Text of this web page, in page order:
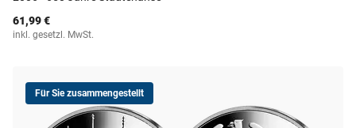
61,99 €
inkl. gesetzl. MwSt.
Für Sie zusammengestellt